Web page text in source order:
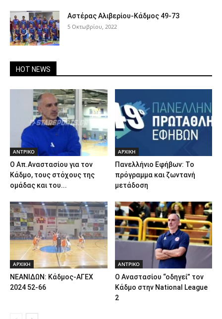
Αστέρας Αλιβερίου-Κάδμος 49-73
5 Οκτωβρίου, 2022
HOT NEWS
ΑΝTΡΙΚΟ
Ο Απ.Αναστασίου για τον
Κάδμο, τους στόχους της
ομάδας και του...
ΑΡΧΙΚΗ
Πανελλήνιο Εφήβων: Το
πρόγραμμα και ζωντανή
μετάδοση
ΑΡΧΙΚΗ
ΝΕΑΝΙΔΩΝ: Κάδμος-ΑΓΕΧ
2024 52-66
ΑΝTΡΙΚΟ
Ο Αναστασίου “οδηγεί” τον
Κάδμο στην National League
2